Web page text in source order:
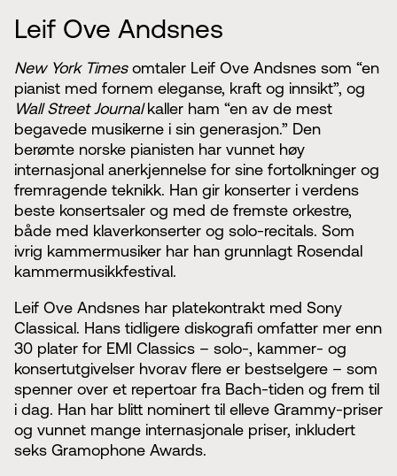
Leif Ove Andsnes
New York Timesomtaler Leif Ove Andsnes som “en
pianist med fornem eleganse, kraft og innsikt”, og
Wall Street Journalkaller ham “en av de mest
begavede musikerne i sin generasjon.” Den
berømte norske pianisten har vunnet høy
internasjonal anerkjennelse for sine fortolkninger og
fremragende teknikk. Han gir konserter i verdens
beste konsertsaler og med de fremste orkestre,
både med klaverkonserter og solo-recitals. Som
ivrig kammermusiker har han grunnlagt Rosendal
kammermusikkfestival.
Leif Ove Andsnes har platekontrakt med Sony
Classical. Hans tidligere diskografi omfatter mer enn
30 plater for EMI Classics – solo-, kammer- og
konsertutgivelser hvorav flere er bestselgere – som
spenner over et repertoar fra Bach-tiden og frem til
i dag. Han har blitt nominert til elleve Grammy-priser
og vunnet mange internasjonale priser, inkludert
seks Gramophone Awards.